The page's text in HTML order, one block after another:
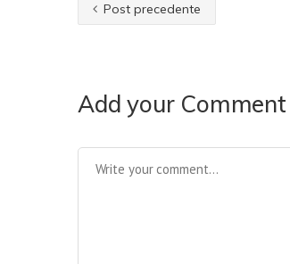
Post precedente
Add your Comment